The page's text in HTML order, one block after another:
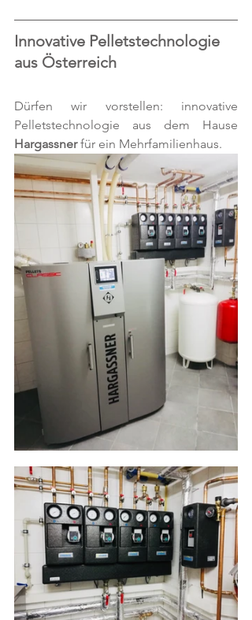
Innovative Pelletstechnologie
aus Österreich
Dürfen wir vorstellen: innovative
Hargassner für ein Mehrfamilienhaus.